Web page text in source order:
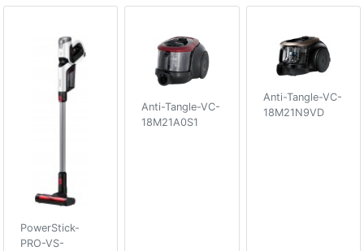
PowerStick-
PRO-VS-
Anti-Tangle-VC-
18M21A0S1
Anti-Tangle-VC-
18M21N9VD